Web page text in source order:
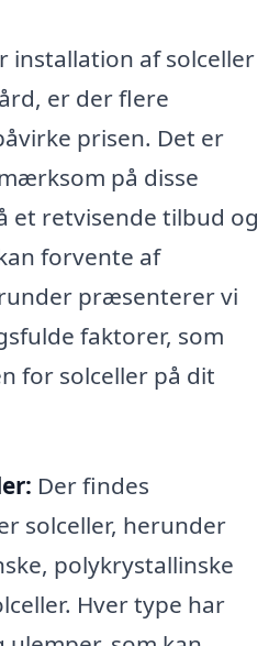
installation af solceller
er der flere
prisen. Det er
på disse
et retvisende tilbud og
forvente af
præsenterer vi
faktorer, som
for solceller på dit
Der findes
solceller, herunder
polykrystallinske
Hver type har